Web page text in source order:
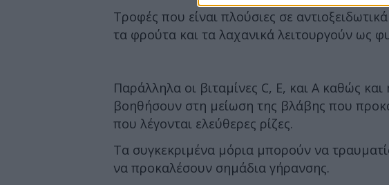
Τροφές που είναι πλούσιες σε
τα φρούτα και τα λαχανικά λειτουργούν ως
Παράλληλα οι βιταμίνες C, E, και A καθώς
βοηθήσουν στη μείωση της βλάβης που
που λέγονται ελεύθερες ρίζες.
Τα συγκεκριμένα μόρια μπορούν να
να προκαλέσουν σημάδια γήρανσης.